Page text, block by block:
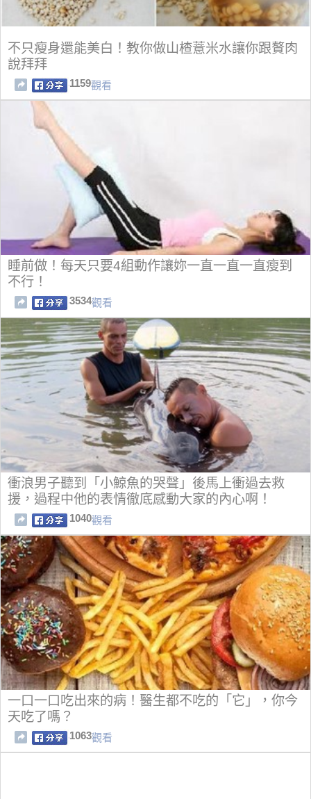
不只瘦身還能美白！教你做山楂薏米水讓你跟贅肉
說拜拜
1159觀看
睡前做！每天只要4組動作讓妳一直一直一直瘦到
不行！
3534觀看
衝浪男子聽到「小鯨魚的哭聲」後馬上衝過去救
援，過程中他的表情徹底感動大家的內心啊！
1040觀看
一口一口吃出來的病！醫生都不吃的「它」，你今
天吃了嗎？
1063觀看